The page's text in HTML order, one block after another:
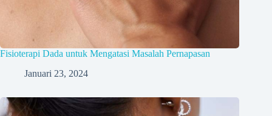
Fisioterapi Dada untuk Mengatasi Masalah Pernapasan
Januari 23, 2024